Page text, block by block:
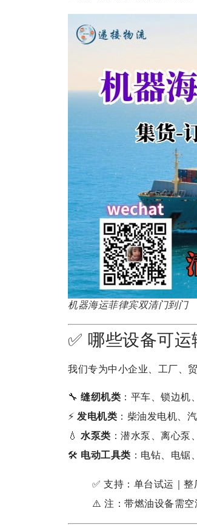
机器海运菲律宾双清门到门
✅ 哪些设备可
我们专为中小企业、工厂、
🔧 缝纫机类 ：平车、锁边机
⚡ 发电机类 ：柴油发电机、
💧 水泵类 ：潜水泵、离心泵
🛠️ 电动工具类 ：电钻、电锯
✅ 支持：单台试运｜
⚠️ 注：带燃油设备需空